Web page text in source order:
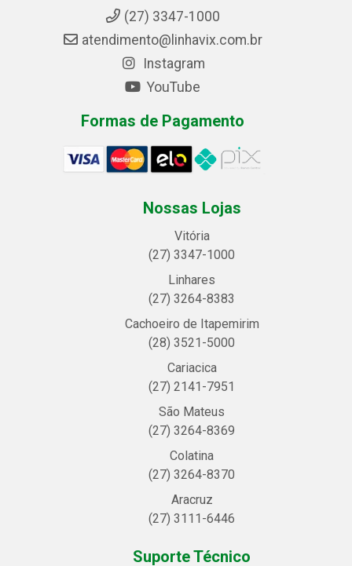
(27) 3347-1000
atendimento@linhavix.com.br
Instagram
YouTube
Formas de Pagamento
Nossas Lojas
Vitória
(27) 3347-1000
Linhares
(27) 3264-8383
Cachoeiro de Itapemirim
(28) 3521-5000
Cariacica
(27) 2141-7951
São Mateus
(27) 3264-8369
Colatina
(27) 3264-8370
Aracruz
(27) 3111-6446
Suporte Técnico